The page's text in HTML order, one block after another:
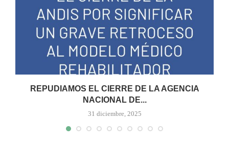
REPUDIAMOS EL CIERRE DE LA AGENCIA
NACIONAL DE...
31 diciembre, 2025